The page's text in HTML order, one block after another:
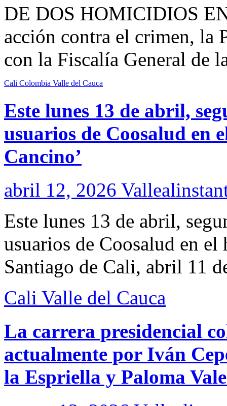
DE DOS HOMICIDIOS
acción contra el crimen, la
con la Fiscalía General de
Cali Colombia Valle del Cauca
Este lunes 13 de abril,
usuarios de Coosalud en
Cancino’
abril 12, 2026
Este lunes 13 de abril,
usuarios de Coosalud en el
Santiago de Cali, abril 11
Cali Valle del Cauca
La carrera presidencial
actualmente por Iván
la Espriella y Paloma